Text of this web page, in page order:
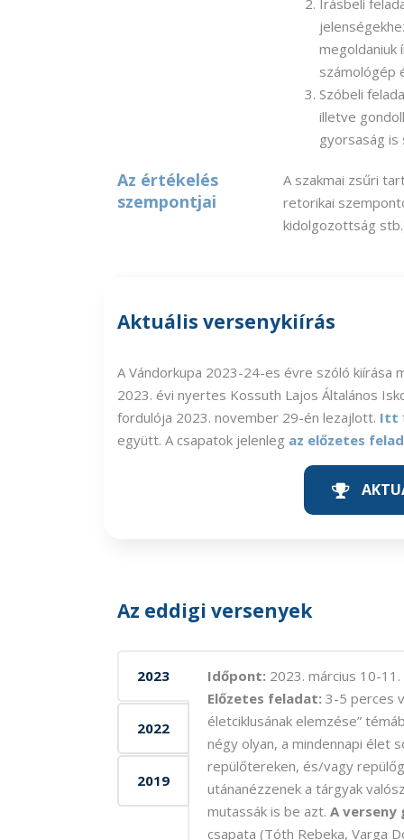
Írásbeli
megoldaniuk
számológép
Szóbeli
illetve
gyorsaság is
Az értékelés
szempontjai
A szakmai zsűri
retorikai
kidolgozottság
Aktuális versenykiírás
A Vándorkupa 2023-24-es évre szóló kiírása
2023. évi nyertes Kossuth Lajos Általános
fordulója 2023. november 29-én lezajlott. Itt
együtt. A csapatok jelenleg az előzetes
Az eddigi versenyek
2023
2022
2019
Időpont: 2023. március 10-11.
Előzetes feladat: 3-5 perces
életciklusának elemzése”
négy olyan, a mindennapi élet
repülőtereken, és/vagy
utánanézzenek a tárgyak
mutassák is be azt. A verseny
csapata (Tóth Rebeka, Varga